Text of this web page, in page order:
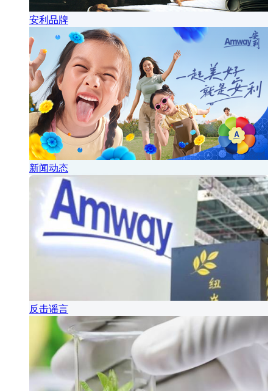
安利品牌
新闻动态
反击谣言